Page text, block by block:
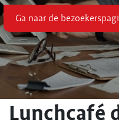
Ga naar de
Lunchcafé